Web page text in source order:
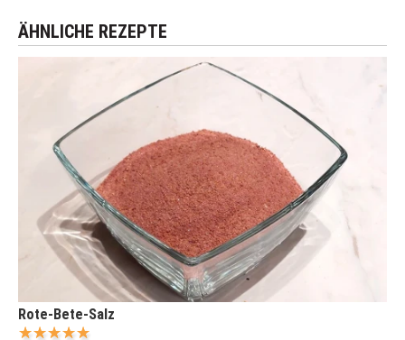
ÄHNLICHE REZEPTE
Rote-Bete-Salz